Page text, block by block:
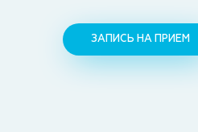
ЗАПИСЬ НА ПРИЕМ